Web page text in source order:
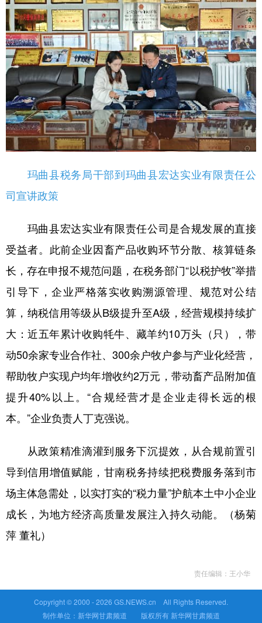
玛曲县税务局干部到玛曲县宏达实业有限责任公
司宣讲政策
玛曲县宏达实业有限责任公司是合规发展的直接
受益者。此前企业因畜产品收购环节分散、核算链条
长，存在申报不规范问题，在税务部门“以税护牧”举措
引导下，企业严格落实收购溯源管理、规范对公结
算，纳税信用等级从B级提升至A级，经营规模持续扩
大：近五年累计收购牦牛、藏羊约10万头（只），带
动50余家专业合作社、300余户牧户参与产业化经营，
帮助牧户实现户均年增收约2万元，带动畜产品附加值
提升40%以上。“合规经营才是企业走得长远的根
本。”企业负责人丁克强说。
从政策精准滴灌到服务下沉提效，从合规前置引
导到信用增值赋能，甘南税务持续把税费服务落到市
场主体急需处，以实打实的“税力量”护航本土中小企业
成长，为地方经济高质量发展注入持久动能。（杨菊
萍 董礼）
责任编辑：王小华
Copyright © 2000 -2026 GS.NEWS.cn All Rights Reserved.
制作单位：新华网甘肃频道 版权所有 新华网甘肃频道